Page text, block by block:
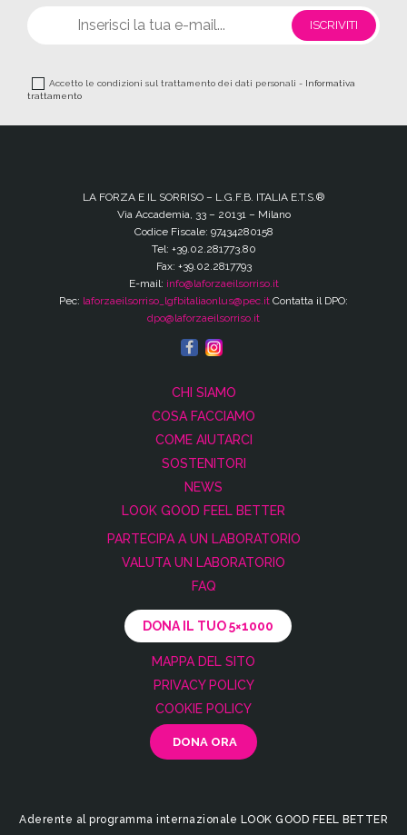
Accetto le condizioni sul trattamento dei dati personali - Informativa
trattamento
LA FORZA E IL SORRISO – L.G.F.B. ITALIA E.T.S.®
Via Accademia, 33 – 20131 – Milano
Codice Fiscale: 97434280158
Tel: +39.02.281773.80
Fax: +39.02.2817793
E-mail: info@laforzaeilsorriso.it
Pec: laforzaeilsorriso_lgfbitaliaonlus@pec.it Contatta il DPO:
dpo@laforzaeilsorriso.it
CHI SIAMO
COSA FACCIAMO
COME AIUTARCI
SOSTENITORI
NEWS
LOOK GOOD FEEL BETTER
PARTECIPA A UN LABORATORIO
VALUTA UN LABORATORIO
FAQ
DONA IL TUO 5×1000
MAPPA DEL SITO
PRIVACY POLICY
COOKIE POLICY
Aderente al programma internazionale LOOK GOOD FEEL BETTER